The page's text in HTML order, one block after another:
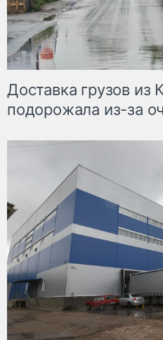
Доставка грузов из
подорожала из-за